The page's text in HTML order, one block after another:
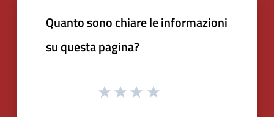
Quanto sono chiare le informazioni
su questa pagina?